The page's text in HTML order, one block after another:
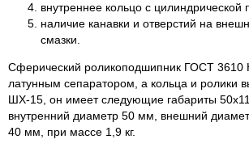
внутреннее кольцо с цилиндрической
наличие канавки и отверстий на
смазки.
Сферический роликоподшипник ГОСТ 3610
латунным сепаратором, а кольца и ролики
ШХ-15, он имеет следующие габариты
внутренний диаметр 50 мм, внешний
40 мм, при массе 1,9 кг.